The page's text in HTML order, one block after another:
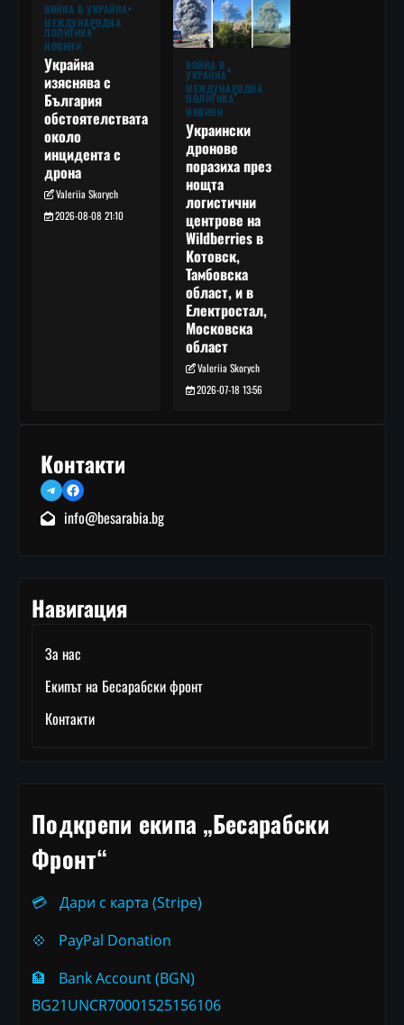
ВОЙНА В УКРАЙНА
МЕЖДУНАРОДНА
ПОЛИТИКА
НОВИНИ
Украйна
изяснява с
България
обстоятелствата
около
инцидента с
дрона
Valeriia Skorych
2026-08-08 21:10
ВОЙНА В
УКРАЙНА
МЕЖДУНАРОДНА
ПОЛИТИКА
НОВИНИ
Украински
дронове
поразиха през
нощта
логистични
центрове на
Wildberries в
Котовск,
Тамбовска
област, и в
Електростал,
Московска
област
Valeriia Skorych
2026-07-18 13:56
Контакти
TelegramFacebook
info@besarabia.bg
Навигация
За нас
Екипът на Бесарабски фронт
Контакти
Подкрепи екипа „Бесарабски
Фронт“
💳
Дари с карта (Stripe)
💠
PayPal Donation
🏦
Bank Account (BGN)
BG21UNCR70001525156106